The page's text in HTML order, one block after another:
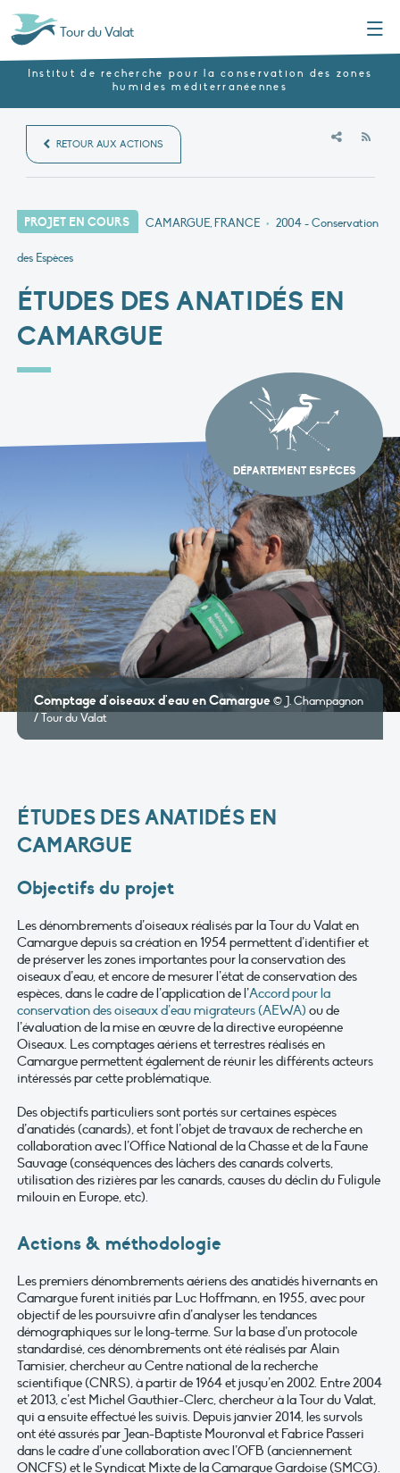
Tour du Valat
Institut de recherche pour la conservation des zones
humides méditerranéennes
RETOUR AUX ACTIONS
PROJET EN COURS CAMARGUE, FRANCE • 2004- Conservation
des Espèces
ÉTUDES DES ANATIDÉS EN
CAMARGUE
DÉPARTEMENT ESPÈCES
d'eau en Camargue© J. Champagnon
Baguage
ÉTUDES DES ANATIDÉS EN
CAMARGUE
Objectifs du projet
Les dénombrements d’oiseaux réalisés par la Tour du Valat en
Camargue depuis sa création en 1954 permettent d’identifier et
de préserver les zones importantes pour la conservation des
oiseaux d’eau, et encore de mesurer l’état de conservation des
espèces, dans le cadre de l’application de l’Accord pour la
conservation des oiseaux d’eau migrateurs (AEWA) ou de
l’évaluation de la mise en œuvre de la directive européenne
Oiseaux. Les comptages aériens et terrestres réalisés en
Camargue permettent également de réunir les différents acteurs
intéressés par cette problématique.
Des objectifs particuliers sont portés sur certaines espèces
d’anatidés (canards), et font l’objet de travaux de recherche en
collaboration avec l’Office National de la Chasse et de la Faune
Sauvage (conséquences des lâchers des canards colverts,
utilisation des rizières par les canards, causes du déclin du Fuligule
milouin en Europe, etc).
Actions & méthodologie
Les premiers dénombrements aériens des anatidés hivernants en
Camargue furent initiés par Luc Hoffmann, en 1955, avec pour
objectif de les poursuivre afin d’analyser les tendances
démographiques sur le long-terme. Sur la base d’un protocole
standardisé, ces dénombrements ont été réalisés par Alain
Tamisier, chercheur au Centre national de la recherche
scientifique (CNRS), à partir de 1964 et jusqu’en 2002. Entre 2004
et 2013, c’est Michel Gauthier-Clerc, chercheur à la Tour du Valat,
qui a ensuite effectué les suivis. Depuis janvier 2014, les survols
ont été assurés par Jean-Baptiste Mouronval et Fabrice Passeri
dans le cadre d’une collaboration avec l’OFB (anciennement
ONCFS) et le Syndicat Mixte de la Camargue Gardoise (SMCG).